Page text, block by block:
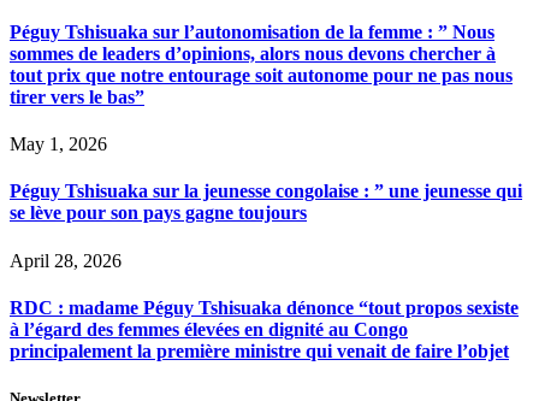
Péguy Tshisuaka sur l’autonomisation de la femme : ” Nous
sommes de leaders d’opinions, alors nous devons chercher à
tout prix que notre entourage soit autonome pour ne pas nous
tirer vers le bas”
May 1, 2026
Péguy Tshisuaka sur la jeunesse congolaise : ” une jeunesse qui
se lève pour son pays gagne toujours
April 28, 2026
RDC : madame Péguy Tshisuaka dénonce “tout propos sexiste
à l’égard des femmes élevées en dignité au Congo
principalement la première ministre qui venait de faire l’objet